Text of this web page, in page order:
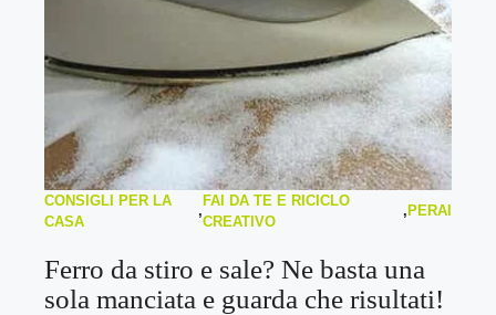
CONSIGLI PER LA
CASA
,
FAI DA TE E RICICLO
CREATIVO
, PERAI
Ferro da stiro e sale? Ne basta una
sola manciata e guarda che risultati!